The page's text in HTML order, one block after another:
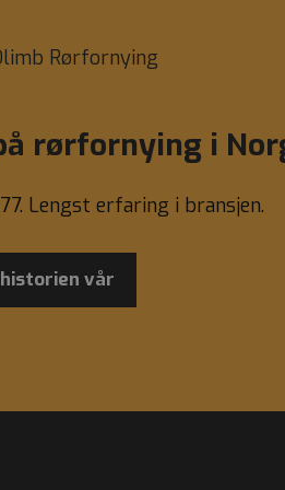
rørfornying i
Lengst erfaring i bransjen.
vår